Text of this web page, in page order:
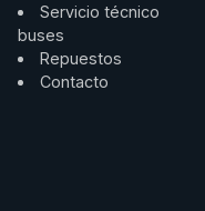
Servicio técnico
buses
Repuestos
Contacto